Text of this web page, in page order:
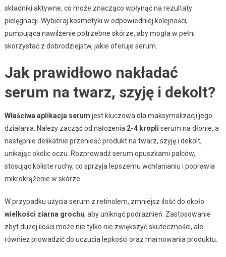
składniki aktywne, co może znacząco wpłynąć na rezultaty
pielęgnacji. Wybieraj kosmetyki w odpowiedniej kolejności,
pumpująca nawilżenie potrzebne skórze, aby mogła w pełni
skorzystać z dobrodziejstw, jakie oferuje serum.
Jak prawidłowo nakładać
serum na twarz, szyję i dekolt?
Właściwa aplikacja serum jest kluczowa dla maksymalizacji jego
działania. Należy zacząć od nałożenia 2-4 kropli serum na dłonie, a
następnie delikatnie przenieść produkt na twarz, szyję i dekolt,
unikając okolic oczu. Rozprowadź serum opuszkami palców,
stosując koliste ruchy, co sprzyja lepszemu wchłanianiu i poprawia
mikrokrążenie w skórze.
W przypadku użycia serum z retinolem, zmniejsz ilość do około
wielkości ziarna grochu, aby uniknąć podrażnień. Zastosowanie
zbyt dużej ilości może nie tylko nie zwiększyć skuteczności, ale
również prowadzić do uczucia lepkości oraz marnowania produktu.